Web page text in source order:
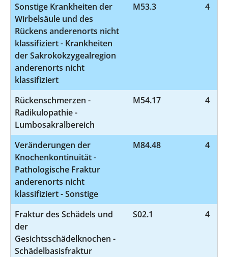
Sonstige Krankheiten der
Wirbelsäule und des
Rückens anderenorts nicht
klassifiziert - Krankheiten
der Sakrokokzygealregion
anderenorts nicht
klassifiziert
M53.3 4
Rückenschmerzen -
Radikulopathie -
Lumbosakralbereich
M54.17 4
Veränderungen der
Knochenkontinuität -
Pathologische Fraktur
anderenorts nicht
klassifiziert - Sonstige
M84.48 4
Fraktur des Schädels und
der
Gesichtsschädelknochen -
Schädelbasisfraktur
S02.1 4